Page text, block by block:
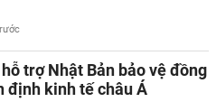
trợ Nhật Bản bảo vệ đồng
định kinh tế châu Á